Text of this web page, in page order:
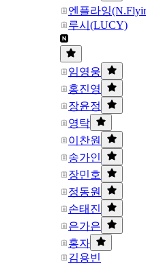
엔플라잉
루시(LUCY)
임영웅
홍진영
장윤정
영탁
이찬원
송가인
장민호
정동원
손태진
은가은
홍자
김용빈